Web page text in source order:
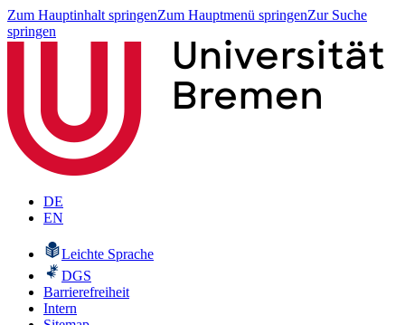
Zum Hauptinhalt springenZum Hauptmenü springenZur Suche
springen
DE
EN
Leichte Sprache
DGS
Barrierefreiheit
Intern